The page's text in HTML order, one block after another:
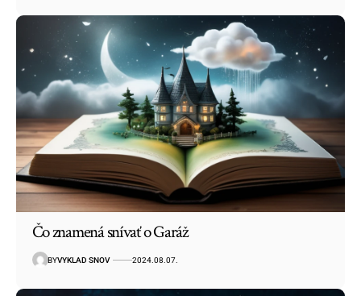
Čo znamená snívať o Garáž
BYVYKLAD SNOV 2024.08.07.